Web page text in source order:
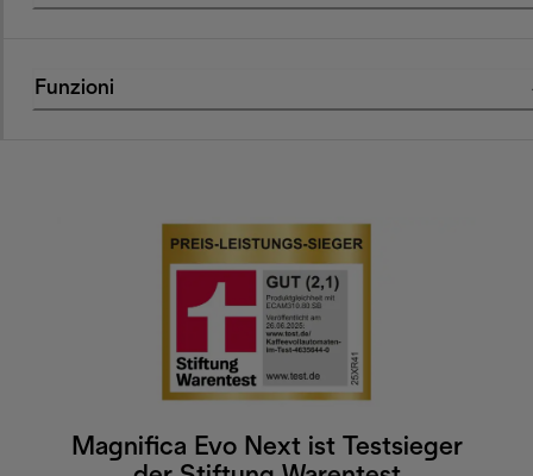
Funzioni
Magnifica Evo Next ist Testsieger